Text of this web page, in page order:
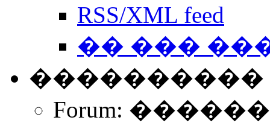
RSS/XML feed
�� ���
����������
Forum: